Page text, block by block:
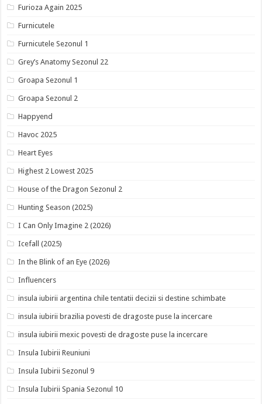
Furioza Again 2025
Furnicutele
Furnicutele Sezonul 1
Grey’s Anatomy Sezonul 22
Groapa Sezonul 1
Groapa Sezonul 2
Happyend
Havoc 2025
Heart Eyes
Highest 2 Lowest 2025
House of the Dragon Sezonul 2
Hunting Season (2025)
I Can Only Imagine 2 (2026)
Icefall (2025)
In the Blink of an Eye (2026)
Influencers
insula iubirii argentina chile tentatii decizii si destine schimbate
insula iubirii brazilia povesti de dragoste puse la incercare
insula iubirii mexic povesti de dragoste puse la incercare
Insula Iubirii Reuniuni
Insula Iubirii Sezonul 9
Insula Iubirii Spania Sezonul 10